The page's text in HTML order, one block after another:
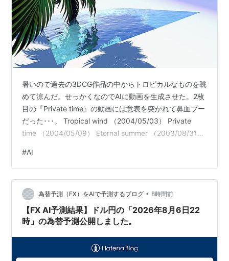
暑いので過去の3DCG作品の中からトロピカルなものを眺
めて涼んだ。せっかくなのでAIに動画を生成させた。2枚
目の『Private time』の動画には意表を突かれて鼻血ブー
だった･･･。 Tropical wind （2004/05/03） Private
time （2004/05/09） Eternal summer （2003/08/31）
#AI
為替予測（FX）をAIで予測するブログ • 8時間前
【FX AI予測結果】ドル円の「2026年8月6日22
時」の為替予測公開しました。